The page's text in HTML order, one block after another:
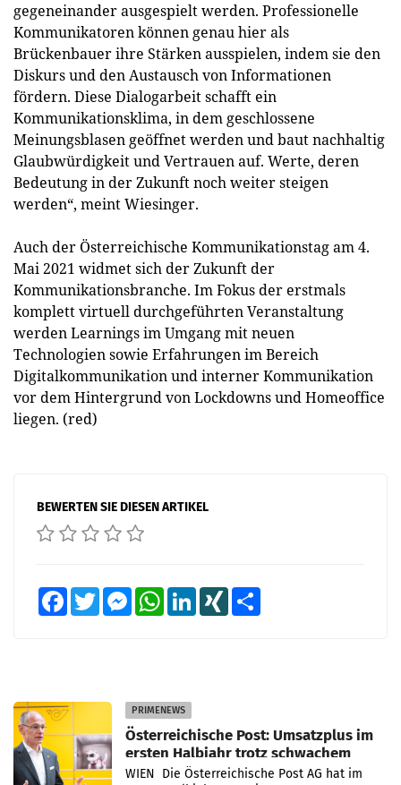
gegeneinander ausgespielt werden. Professionelle
Kommunikatoren können genau hier als
Brückenbauer ihre Stärken ausspielen, indem sie den
Diskurs und den Austausch von Informationen
fördern. Diese Dialogarbeit schafft ein
Kommunikationsklima, in dem geschlossene
Meinungsblasen geöffnet werden und baut nachhaltig
Glaubwürdigkeit und Vertrauen auf. Werte, deren
Bedeutung in der Zukunft noch weiter steigen
werden“, meint Wiesinger.
Auch der Österreichische Kommunikationstag am 4.
Mai 2021 widmet sich der Zukunft der
Kommunikationsbranche. Im Fokus der erstmals
komplett virtuell durchgeführten Veranstaltung
werden Learnings im Umgang mit neuen
Technologien sowie Erfahrungen im Bereich
Digitalkommunikation und interner Kommunikation
vor dem Hintergrund von Lockdowns und Homeoffice
liegen. (red)
BEWERTEN SIE DIESEN ARTIKEL
FacebookTwitter MessengerWhatsAppLinkedInXING
PRIMENEWS
Österreichische Post: Umsatzplus im
ersten Halbjahr trotz schwachem
Briefgeschäft
WIEN Die Österreichische Post AG hat im